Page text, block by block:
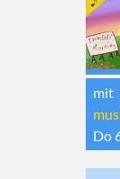
mit
Do